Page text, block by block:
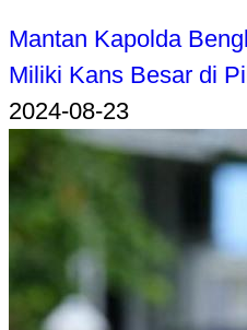
Mantan Kapolda
Miliki Kans Besar di
2024-08-23